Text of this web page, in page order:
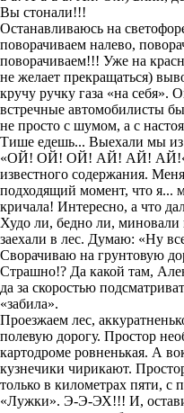
Вы стонали!!!
Останавливаюсь на
поворачиваем налево,
поворачиваем!!! Уже на
не желает прекращаться)
кручу ручку газа «на себя».
встречные автомобилисты
не просто с шумом, а с
Тише едешь... Выехали мы из
«ОЙ! ОЙ! ОЙ! АЙ! АЙ! АЙ!
известного содержания.
подходящий момент, что я...
кричала! Интересно, а что
Худо ли, бедно ли, миновали
заехали в лес. Думаю: «Ну
Сворачиваю на грунтовую
Страшно!? Да какой там,
да за скоростью
«забила».
Проезжаем лес,
полевую дорогу. Простор
картодроме ровненькая. А
кузнечики чирикают.
только в километрах пяти, с
«Лужки». Э-Э-ЭХ!!! И,